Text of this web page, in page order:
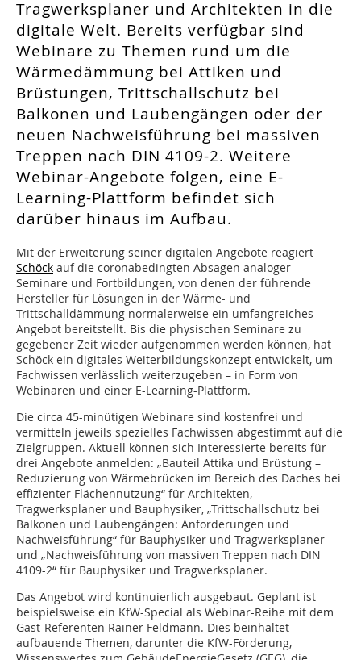
Tragwerksplaner und Architekten in die
digitale Welt. Bereits verfügbar sind
Webinare zu Themen rund um die
Wärmedämmung bei Attiken und
Brüstungen, Trittschallschutz bei
Balkonen und Laubengängen oder der
neuen Nachweisführung bei massiven
Treppen nach DIN 4109-2. Weitere
Webinar-Angebote folgen, eine E-
Learning-Plattform befindet sich
darüber hinaus im Aufbau.
Mit der Erweiterung seiner digitalen Angebote reagiert
Schöck auf die coronabedingten Absagen analoger
Seminare und Fortbildungen, von denen der führende
Hersteller für Lösungen in der Wärme- und
Trittschalldämmung normalerweise ein umfangreiches
Angebot bereitstellt. Bis die physischen Seminare zu
gegebener Zeit wieder aufgenommen werden können, hat
Schöck ein digitales Weiterbildungskonzept entwickelt, um
Fachwissen verlässlich weiterzugeben – in Form von
Webinaren und einer E-Learning-Plattform.
Die circa 45-minütigen Webinare sind kostenfrei und
vermitteln jeweils spezielles Fachwissen abgestimmt auf die
Zielgruppen. Aktuell können sich Interessierte bereits für
drei Angebote anmelden: „Bauteil Attika und Brüstung –
Reduzierung von Wärmebrücken im Bereich des Daches bei
effizienter Flächennutzung“ für Architekten,
Tragwerksplaner und Bauphysiker, „Trittschallschutz bei
Balkonen und Laubengängen: Anforderungen und
Nachweisführung“ für Bauphysiker und Tragwerksplaner
und „Nachweisführung von massiven Treppen nach DIN
4109-2“ für Bauphysiker und Tragwerksplaner.
Das Angebot wird kontinuierlich ausgebaut. Geplant ist
beispielsweise ein KfW-Special als Webinar-Reihe mit dem
Gast-Referenten Rainer Feldmann. Dies beinhaltet
aufbauende Themen, darunter die KfW-Förderung,